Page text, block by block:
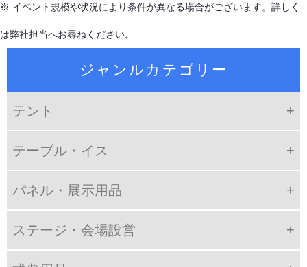
ジャンルカテゴリー
テント
テーブル・イス
パネル・展示用品
ステージ・会場設営
※ イベント規模や状況により条件が異なる場合がございます。詳しく
は弊社担当へお尋ねください。